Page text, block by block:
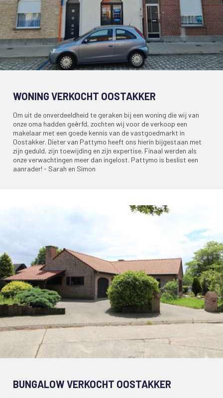
WONING VERKOCHT OOSTAKKER
Om uit de onverdeeldheid te geraken bij een woning die wij van
onze oma hadden geërfd, zochten wij voor de verkoop een
makelaar met een goede kennis van de vastgoedmarkt in
Oostakker. Dieter van Pattymo heeft ons hierin bijgestaan met
zijn geduld, zijn toewijding en zijn expertise. Finaal werden als
onze verwachtingen meer dan ingelost. Pattymo is beslist een
aanrader! - Sarah en Simon
BUNGALOW VERKOCHT OOSTAKKER